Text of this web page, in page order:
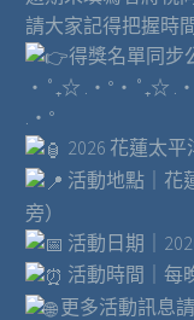
請大家記得把握時
得獎名單同步
‧˚₊☆ .・°‧˚₊☆ .
.・°
2026 花蓮太
活動地點｜花
旁）
活動日期｜
活動時間｜每
更多活動訊息